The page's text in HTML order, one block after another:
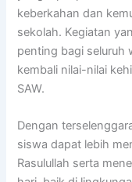
keberkahan dan
sekolah. Kegiatan
penting bagi seluruh
kembali nilai-nilai
SAW.
Dengan
siswa dapat lebih
Rasulullah serta